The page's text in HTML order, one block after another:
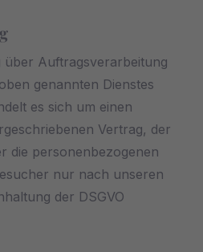
über Auftragsverarbeitung
genannten Dienstes
es sich um einen
Vertrag, der
die personenbezogenen
nur nach unseren
der DSGVO